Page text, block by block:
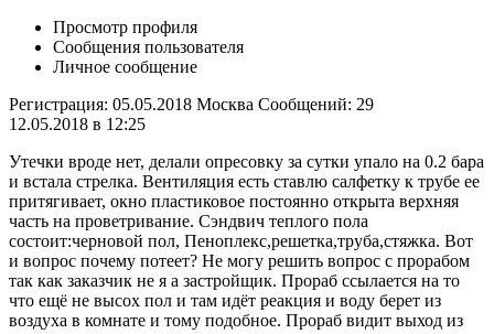
Просмотр профиля
Сообщения пользователя
Личное сообщение
Регистрация: 05.05.2018 Москва Сообщений: 29
12.05.2018 в 12:25
Утечки вроде нет, делали опресовку за сутки упало на 0.2 бара
и встала стрелка. Вентиляция есть ставлю салфетку к трубе ее
притягивает, окно пластиковое постоянно открыта верхняя
часть на проветривание. Сэндвич теплого пола
состоит:черновой пол, Пеноплекс,решетка,труба,стяжка. Вот
и вопрос почему потеет? Не могу решить вопрос с прорабом
так как заказчик не я а застройщик. Прораб ссылается на то
что ещё не высох пол и там идёт реакция и воду берет из
воздуха в комнате и тому подобное. Прораб видит выход из